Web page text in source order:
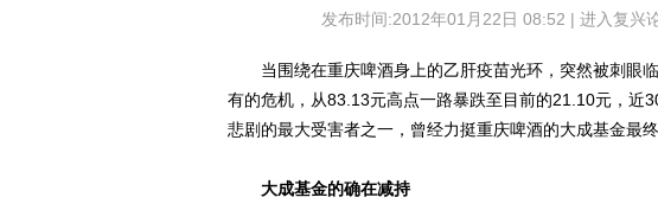
发布时间:2012年01月22日 08:52 | 进入复兴
当围绕在重庆啤酒身上的乙肝疫苗光环，突然被刺眼
有的危机，从83.13元高点一路暴跌至目前的21.10元，近
悲剧的最大受害者之一，曾经力挺重庆啤酒的大成基金最终
大成基金的确在减持